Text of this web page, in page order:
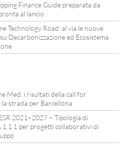
Finance Guide preparata da
al lancio
Technology Road: al via le nuove
Decarbonizzazione ed Ecosistema
Med: i risultati della call for
strada per Barcellona
2021–2027 – Tipologia di
per progetti collaborativi di